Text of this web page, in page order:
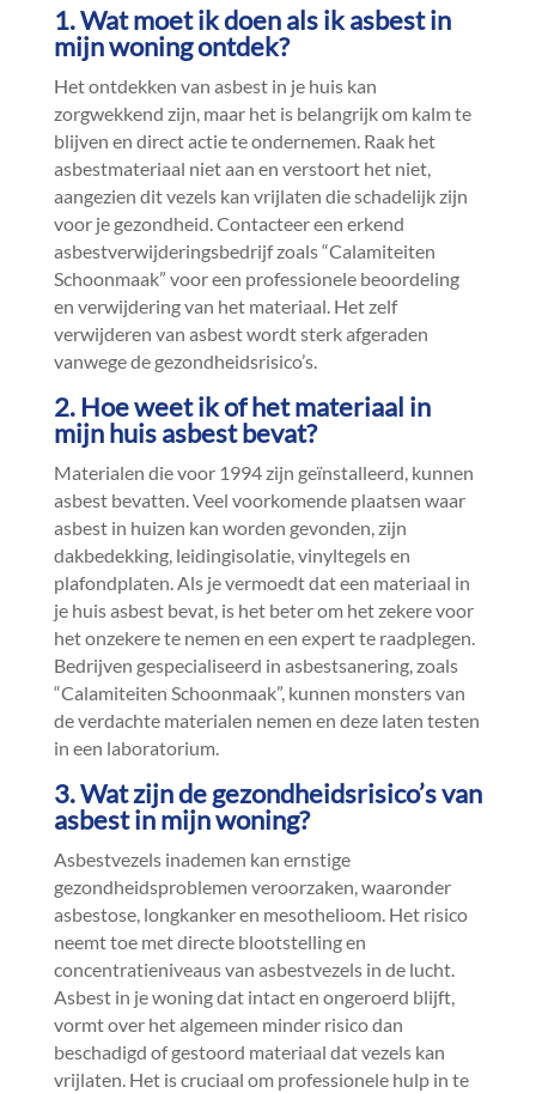
1.​ Wat moet ik doen als ik asbest in
mijn woning ontdek?
Het ontdekken van asbest in je huis kan
zorgwekkend zijn, maar het is belangrijk om kalm te
blijven en direct actie te ondernemen.​ Raak het
asbestmateriaal niet aan en verstoort het niet,
aangezien dit vezels kan vrijlaten die schadelijk zijn
voor je gezondheid.​ Contacteer een erkend
asbestverwijderingsbedrijf zoals “Calamiteiten
Schoonmaak” voor een professionele beoordeling
en verwijdering van het materiaal.​ Het zelf
verwijderen van asbest wordt sterk afgeraden
vanwege de gezondheidsrisico’s.​
2.​ Hoe weet ik of het materiaal in
mijn huis asbest bevat?
Materialen die voor 1994 zijn geïnstalleerd, kunnen
asbest bevatten.​ Veel voorkomende plaatsen waar
asbest in huizen kan worden gevonden, zijn
dakbedekking, leidingisolatie, vinyltegels en
plafondplaten.​ Als je vermoedt dat een materiaal in
je huis asbest bevat, is het beter om het zekere voor
het onzekere te nemen en een expert te raadplegen.​
Bedrijven gespecialiseerd in asbestsanering, zoals
“Calamiteiten Schoonmaak”, kunnen monsters van
de verdachte materialen nemen en deze laten testen
in een laboratorium.​
3.​ Wat zijn de gezondheidsrisico’s van
asbest in mijn woning?
Asbestvezels inademen kan ernstige
gezondheidsproblemen veroorzaken, waaronder
asbestose, longkanker en mesothelioom.​ Het risico
neemt toe met directe blootstelling en
concentratieniveaus van asbestvezels in de lucht.​
Asbest in je woning dat intact en ongeroerd blijft,
vormt over het algemeen minder risico dan
beschadigd of gestoord materiaal dat vezels kan
vrijlaten.​ Het is cruciaal om professionele hulp in te